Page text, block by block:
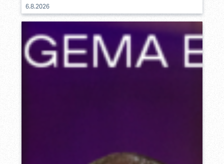
6.8.2026